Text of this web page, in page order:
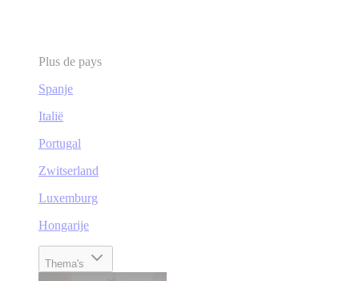
Plus de pays
Spanje
Italië
Portugal
Zwitserland
Luxemburg
Hongarije
Thema's